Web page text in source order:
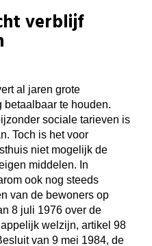
verblijf
al jaren grote
te houden.
sociale tarieven is
Toch is het voor
niet mogelijk de
middelen. In
ook nog steeds
van de bewoners op
8 juli 1976 over de
welzijn, artikel 98
van 9 mei 1984, de